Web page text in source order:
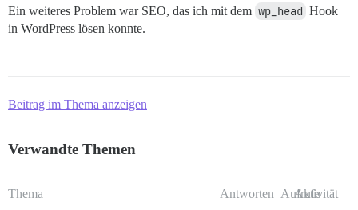
Ein weiteres Problem war SEO, das ich mit dem wp_head Hook
in WordPress lösen konnte.
Beitrag im Thema anzeigen
Verwandte Themen
Thema Antworten Aufrufe
Aktivität